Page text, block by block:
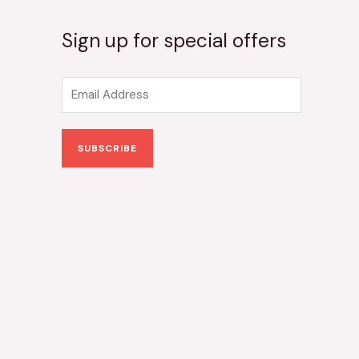
Sign up for special offers
m
a
SUBSCRIBE